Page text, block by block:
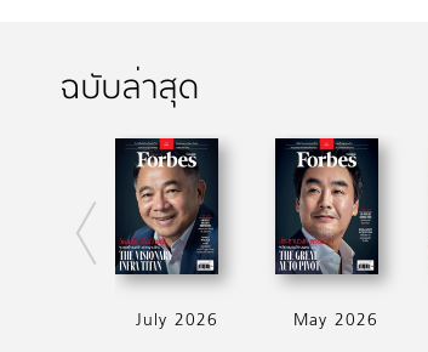
ฉบับล่าสุด
July 2026 May 2026